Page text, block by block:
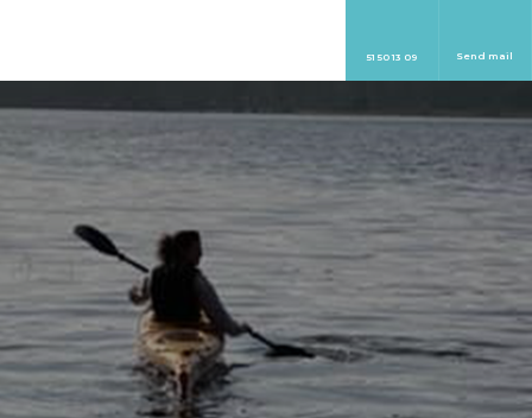
51 50 13 09 Send mail